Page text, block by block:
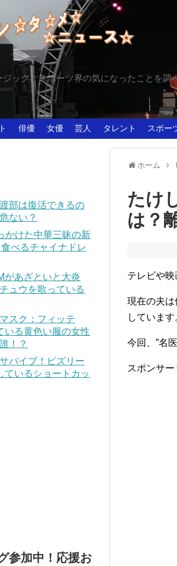
ック、スポーツ界の気になったことを調
俳優 女優 芸人 タレント スポー
ホーム
たけ
は？
テレビや映
現在の夫は
しています
今回、”名
スポンサー
部は復活できるの
ない？
かけた中華三昧の新
べるチャイナドレ
があざといと大炎
ュウを歌っている
スク：フィッテ
いる黄色い服の女性
！？
バイブ！ビズリー
ているショートカッ
参加中！応援お